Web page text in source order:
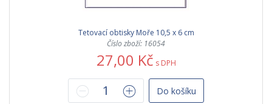
Tetovací obtisky Moře 10,5 x 6 cm
Číslo zboží: 16054
27,00 Kč s DPH
Do košíku